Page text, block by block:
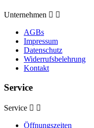
Unternehmen  
AGBs
Impressum
Datenschutz
Widerrufsbelehrung
Kontakt
Service
Service  
Öffnungszeiten